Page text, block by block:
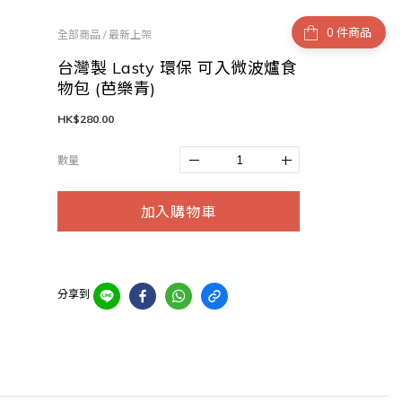
件商品
全部商品 /最新上架
台灣製 Lasty 環保 可入微波爐食
物包 (芭樂青)
HK$280.00
數量
加入購物車
分享到